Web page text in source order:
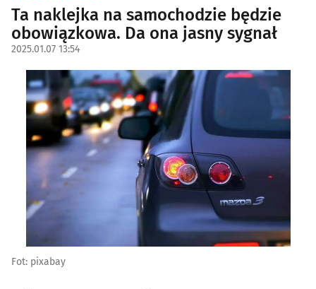
Ta naklejka na samochodzie będzie
obowiązkowa. Da ona jasny sygnał
2025.01.07 13:54
Fot: pixabay